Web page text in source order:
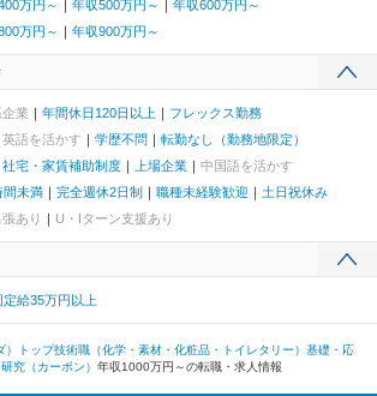
万円～ 年収500万円～
年収600万円～
万円～ 年収900万円～
業 年間休日120日以上
フレックス勤務
英語を活かす 学歴不問
転勤なし（勤務地限定）
社宅・家賃補助制度 上場企業
中国語を活かす
間未満 完全週休2日制 職種未経験歓迎
土日祝休み
あり U・Iターン支援あり
定給35万円以上
）トップ技術職（化学・素材・化粧品・トイレタリー） 基礎・応
究（カーボン） 年収1000万円～の転職・求人情報